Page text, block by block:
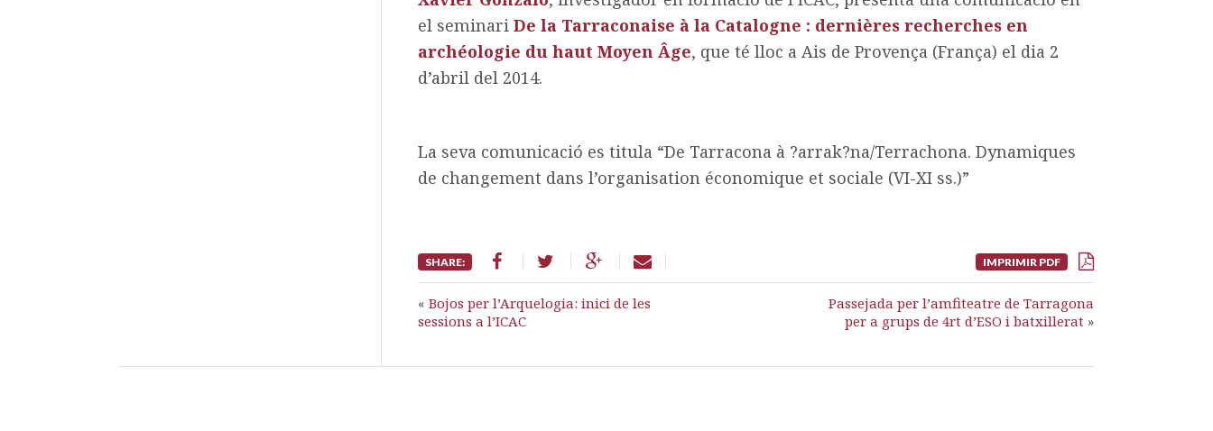
el seminari De la Tarraconaise à la Catalogne : dernières recherches en
archéologie du haut Moyen Âge, que té lloc a Ais de Provença (França) el dia 2
d’abril del 2014.
La seva comunicació es titula “De Tarracona à ?arrak?na/Terrachona. Dynamiques
de changement dans l’organisation économique et sociale (VI-XI ss.)”
SHARE: IMPRIMIR PDF
« Bojos per l’Arquelogia: inici de les
sessions a l’ICAC
Passejada per l’amfiteatre de Tarragona
per a grups de 4rt d’ESO i batxillerat »